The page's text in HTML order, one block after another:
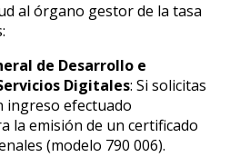
al órgano gestor de la tasa
de Desarrollo e
Digitales: Si solicitas
ingreso efectuado
la emisión de un certificado
(modelo 790 006).